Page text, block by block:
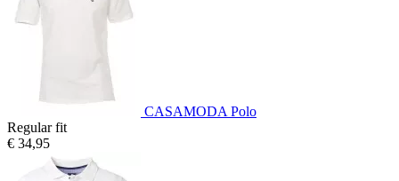
CASAMODA Polo
Regular fit
€ 34,95